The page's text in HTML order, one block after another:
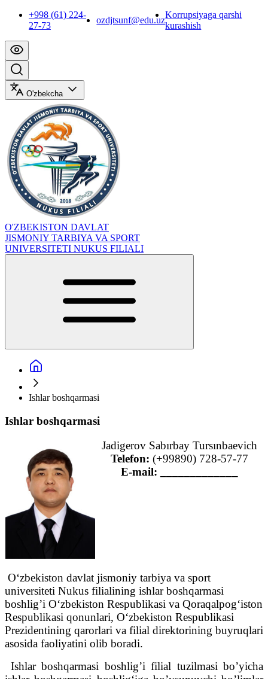
+998 (61) 224-
27-73
ozdjtsunf@edu.uz
Korrupsiyaga qarshi
kurashish
O'zbekcha
O'ZBEKISTON DAVLAT
JISMONIY TARBIYA VA SPORT
UNIVERSITETI NUKUS FILIALI
Ishlar boshqarmasi
Ishlar boshqarmasi
Jadigerov Sabırbay Tursınbaevich
Telefon: (+99890) 728-57-77
E-mail: ____________
O‘zbekiston davlat jismoniy tarbiya va sport
universiteti Nukus filialining ishlar boshqarmasi
boshlig’i O‘zbekiston Respublikasi va Qoraqalpog‘iston
Respublikasi qonunlari, O‘zbekiston Respublikasi
Prezidentining qarorlari va filial direktorining buyruqlari
asosida faoliyatini olib boradi.
Ishlar boshqarmasi boshlig’i filial tuzilmasi bo’yicha